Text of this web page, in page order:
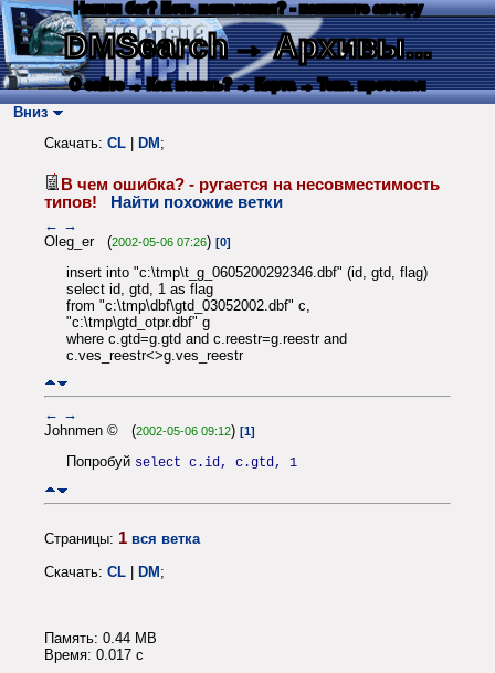
Нашли баг? Есть пожелания? - напишите автору
DMSearch→ Архивы...
О сайте → Как искать? → Карта → Текс. протокол
Вниз
Скачать: CL DM ;
В чем ошибка? - ругается на несовместимость
типов!
Найти похожие ветки
← →
Oleg_er (2002-05-06 07:26) [0]
insert into "c:\tmp\t_g_0605200292346.dbf" (id, gtd, flag)
select id, gtd, 1 as flag
from "c:\tmp\dbf\gtd_03052002.dbf" c,
"c:\tmp\gtd_otpr.dbf" g
where c.gtd=g.gtd and c.reestr=g.reestr and
c.ves_reestr<>g.ves_reestr
← →
Johnmen © (2002-05-06 09:12) [1]
Попробуй select c.id, c.gtd, 1
Страницы: 1 вся ветка
Скачать: CL DM ;
Память: 0.44 MB
Время: 0.017 c